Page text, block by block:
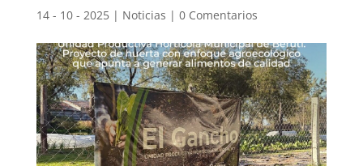
14 - 10 - 2025| Noticias | 0 Comentarios